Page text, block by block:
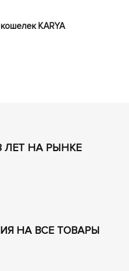
KARYA
ЛЕТ НА РЫНКЕ
НА ВСЕ ТОВАРЫ